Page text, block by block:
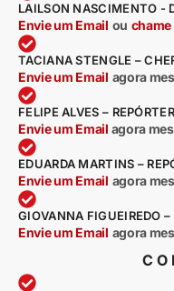
LAILSON NASCIMENTO -
Envie um Email ou
TACIANA STENGLE –
Envie um Email agora
FELIPE ALVES – REPÓRTER
Envie um Email agora
EDUARDA MARTINS –
Envie um Email agora
GIOVANNA FIGUEIREDO –
Envie um Email agora